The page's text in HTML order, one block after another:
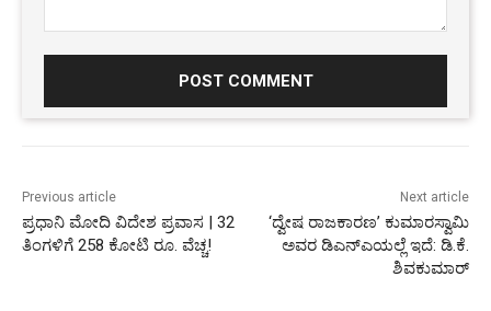
Previous article
ಪ್ರಧಾನಿ ಮೋದಿ ವಿದೇಶ ಪ್ರವಾಸ | 32
ತಿಂಗಳಿಗೆ 258 ಕೋಟಿ ರೂ. ವೆಚ್ಚ!
Next article
‘ದ್ವೇಷ ರಾಜಕಾರಣ’ ಕುಮಾರಸ್ವಾಮಿ
ಅವರ ಡಿಎನ್‌ಎಯಲ್ಲೆ ಇದೆ: ಡಿ.ಕೆ.
ಶಿವಕುಮಾರ್